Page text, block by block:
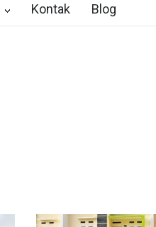
Kontak Blog